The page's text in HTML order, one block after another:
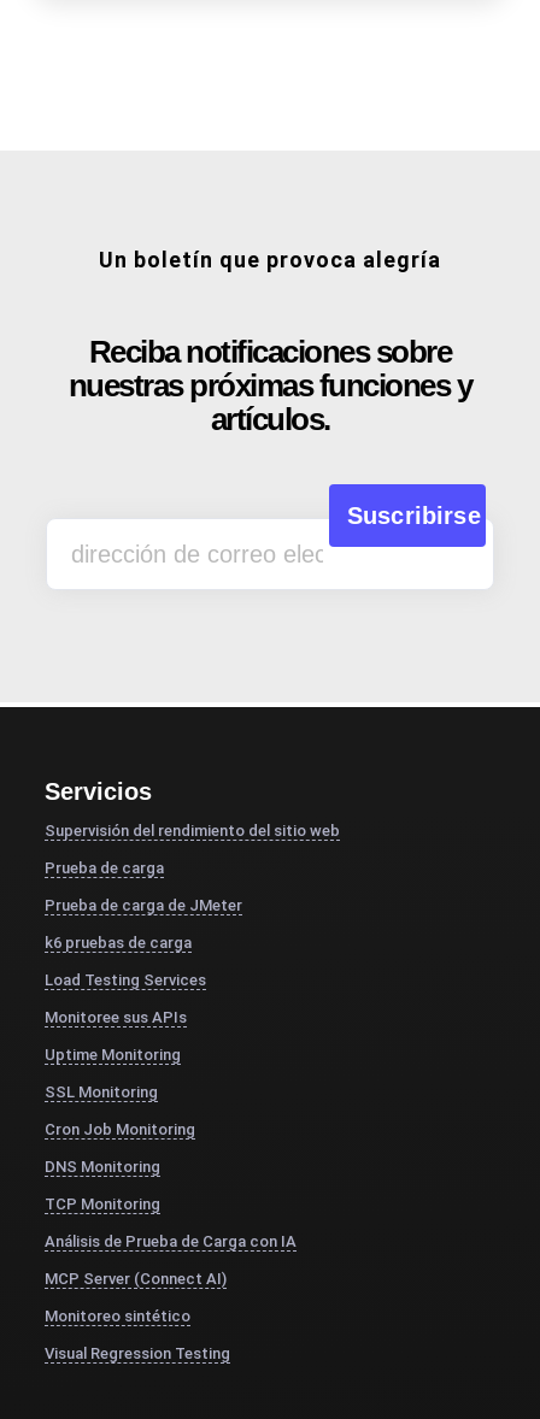
Un boletín que provoca alegría
Reciba notificaciones sobre
nuestras próximas funciones y
artículos.
Servicios
Supervisión del rendimiento del sitio web
Prueba de carga
Prueba de carga de JMeter
k6 pruebas de carga
Load Testing Services
Monitoree sus APIs
Uptime Monitoring
SSL Monitoring
Cron Job Monitoring
DNS Monitoring
TCP Monitoring
Análisis de Prueba de Carga con IA
MCP Server (Connect AI)
Monitoreo sintético
Visual Regression Testing